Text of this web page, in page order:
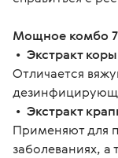
Мощное комбо 7
• Экстракт
Отличается
• Экстракт
Применяют для
заболеваниях,